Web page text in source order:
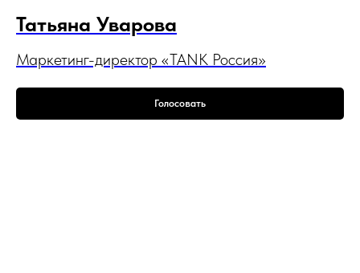
Татьяна Уварова
Маркетинг-директор «TANK Россия»
Голосовать